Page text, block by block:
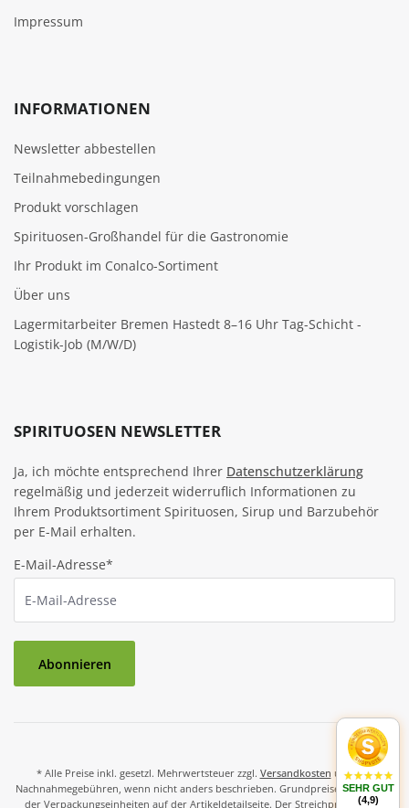
Impressum
INFORMATIONEN
Newsletter abbestellen
Teilnahmebedingungen
Produkt vorschlagen
Spirituosen-Großhandel für die Gastronomie
Ihr Produkt im Conalco-Sortiment
Über uns
Lagermitarbeiter Bremen Hastedt 8–16 Uhr Tag-Schicht -
Logistik-Job (M/W/D)
SPIRITUOSEN NEWSLETTER
Ja, ich möchte entsprechend Ihrer Datenschutzerklärung
regelmäßig und jederzeit widerruflich Informationen zu
Ihrem Produktsortiment Spirituosen, Sirup und Barzubehör
per E-Mail erhalten.
E-Mail-Adresse*
Abonnieren
* Alle Preise inkl. gesetzl. Mehrwertsteuer zzgl. Versandkosten und ggf.
Nachnahmegebühren, wenn nicht anders beschrieben. Grundpreise und Preise
der Verpackungseinheiten auf der Artikeldetailseite. Der Streichpreis ist der
SEHR GUT
(4,9)